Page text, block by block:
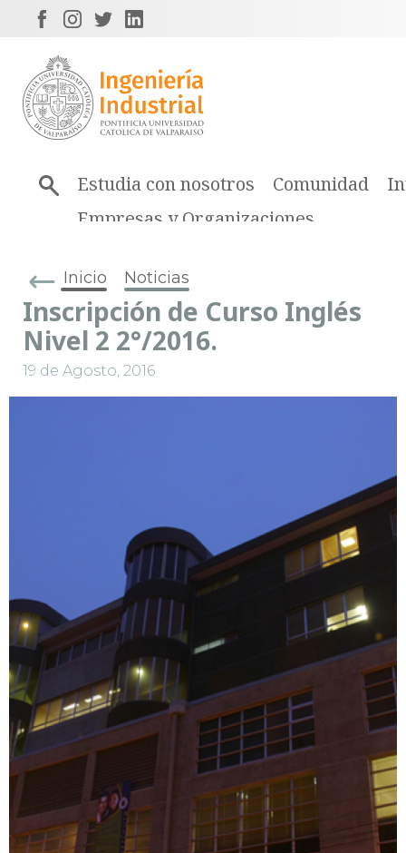
Estudia con nosotros Comunidad
Empresas y Organizaciones
Inicio Noticias
Inscripción de Curso Inglés
Nivel 2 2°/2016.
19 de Agosto, 2016